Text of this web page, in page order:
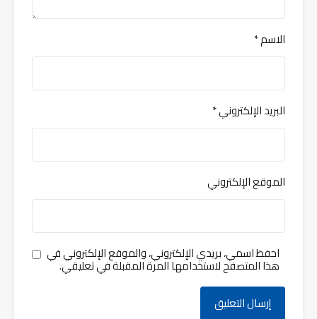
الاسم*
البريد الإلكتروني*
الموقع الإلكتروني
احفظ اسمي، بريدي الإلكتروني، والموقع الإلكتروني في
هذا المتصفح لاستخدامها المرة المقبلة في تعليقي.